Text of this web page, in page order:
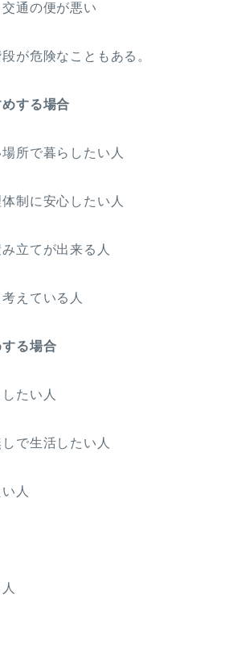
通の便が悪い
が危険なこともある。
する場合
所で暮らしたい人
制に安心したい人
立てが出来る人
えている人
る場合
たい人
で生活したい人
人